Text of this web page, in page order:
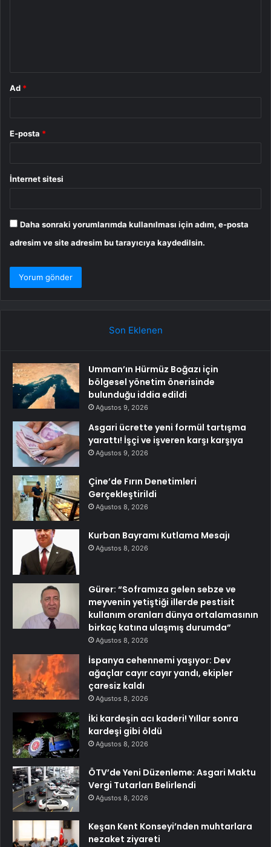
Ad *
E-posta *
İnternet sitesi
Daha sonraki yorumlarımda kullanılması için adım, e-posta
adresim ve site adresim bu tarayıcıya kaydedilsin.
Son Eklenen
Umman’ın Hürmüz Boğazı için
bölgesel yönetim önerisinde
bulunduğu iddia edildi
Ağustos 9, 2026
Asgari ücrette yeni formül tartışma
yarattı! İşçi ve işveren karşı karşıya
Ağustos 9, 2026
Çine’de Fırın Denetimleri
Gerçekleştirildi
Ağustos 8, 2026
Kurban Bayramı Kutlama Mesajı
Ağustos 8, 2026
Gürer: “Soframıza gelen sebze ve
meyvenin yetiştiği illerde pestisit
kullanım oranları dünya ortalamasının
birkaç katına ulaşmış durumda”
Ağustos 8, 2026
İspanya cehennemi yaşıyor: Dev
ağaçlar cayır cayır yandı, ekipler
çaresiz kaldı
Ağustos 8, 2026
İki kardeşin acı kaderi! Yıllar sonra
kardeşi gibi öldü
Ağustos 8, 2026
ÖTV’de Yeni Düzenleme: Asgari Maktu
Vergi Tutarları Belirlendi
Ağustos 8, 2026
Keşan Kent Konseyi’nden muhtarlara
nezaket ziyareti